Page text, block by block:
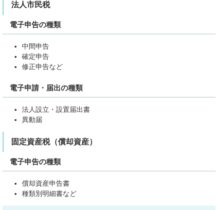
法人市民税
電子申告の種類
中間申告
確定申告
修正申告など
電子申請・届出の種類
法人設立・設置届出書
異動届
固定資産税（償却資産）
電子申告の種類
償却資産申告書
種類別明細書など